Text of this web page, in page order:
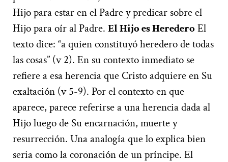
Hijo para estar en el Padre y predicar sobre el
Hijo para oír al Padre. El Hijo es HerederoEl
texto dice: “a quien constituyó heredero de todas
las cosas” (v 2). En su contexto inmediato se
refiere a esa herencia que Cristo adquiere en Su
exaltación (v 5-9). Por el contexto en que
aparece, parece referirse a una herencia dada al
Hijo luego de Su encarnación, muerte y
resurrección. Una analogía que lo explica bien
seria como la coronación de un príncipe. El